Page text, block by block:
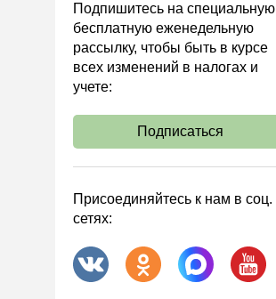
Охрана труда и аттестация
Охрана труда
Налоговое планирование
Финансовый контроль
Договоры
ООО
АО
Госзакупки
Подпишитесь на специальную
бесплатную еженедельную
рассылку, чтобы быть в курсе
всех изменений в налогах и
учете:
Подписаться
Присоединяйтесь к нам в соц.
сетях: